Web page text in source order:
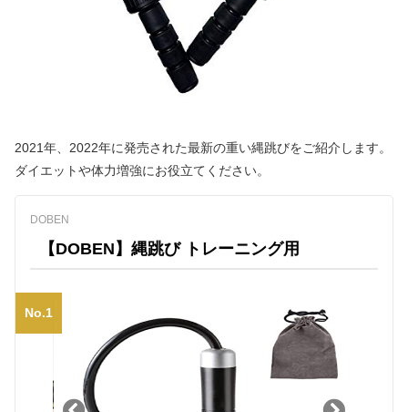
2021年、2022年に発売された最新の重い縄跳びをご紹介します。
ダイエットや体力増強にお役立てください。
DOBEN
【DOBEN】縄跳び トレーニング用
No.1